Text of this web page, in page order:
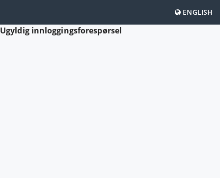
ENGLISH
Ugyldig innloggingsforespørsel